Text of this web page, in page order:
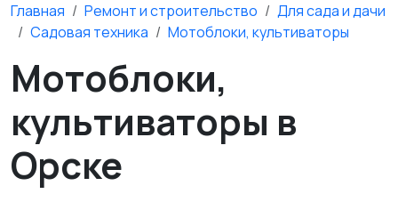
Главная Ремонт и строительство
Для сада и дачи
Садовая техника
Мотоблоки, культиваторы
Мотоблоки,
культиваторы в
Орске